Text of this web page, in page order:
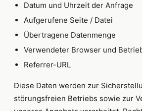
Datum und Uhrzeit der Anfrage
Aufgerufene Seite / Datei
Übertragene Datenmenge
Verwendeter Browser und
Referrer-URL
Diese Daten werden zur
störungsfreien Betriebs sowie zur